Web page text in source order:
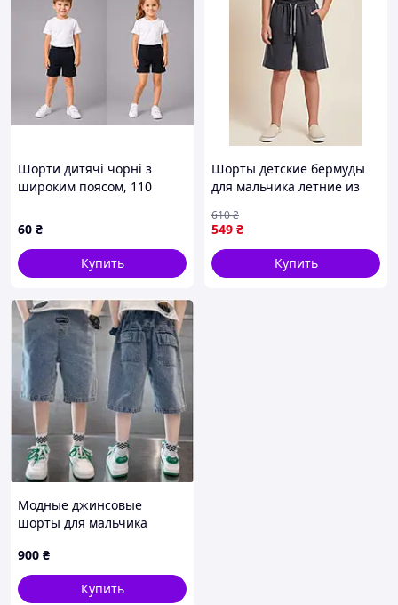
Шорти дитячі чорні з
широким поясом, 110
60 ₴
Купить
Шорты детские бермуды
для мальчика летние из
карманами графит, 116
549 ₴
610₴
Купить
Модные джинсовые
шорты для мальчика
900 ₴
Купить